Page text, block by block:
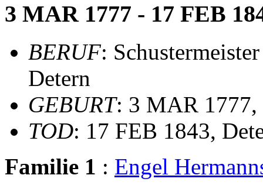
3 MAR 1777 - 17 FEB
BERUF: Schustermeister
Detern
GEBURT: 3 MAR 1777,
TOD: 17 FEB 1843,
Familie 1 : Engel